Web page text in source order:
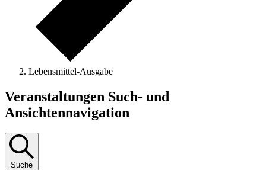
Lebensmittel-Ausgabe
Veranstaltungen
Veranstaltungen Such- und
Ansichtennavigation
Suche